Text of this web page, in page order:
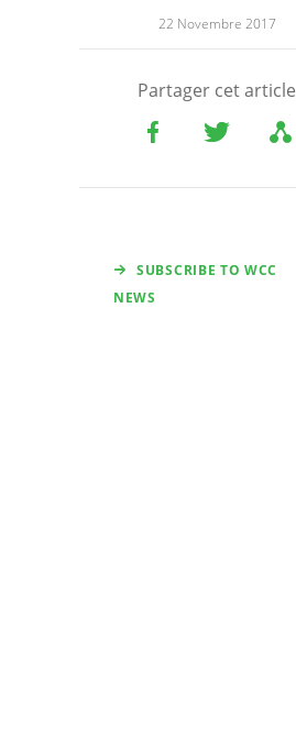
22 Novembre 2017
Partager cet article
SUBSCRIBE TO WCC
NEWS